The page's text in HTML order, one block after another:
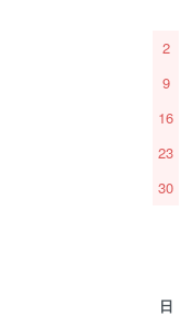
2
9
16
23
30
日